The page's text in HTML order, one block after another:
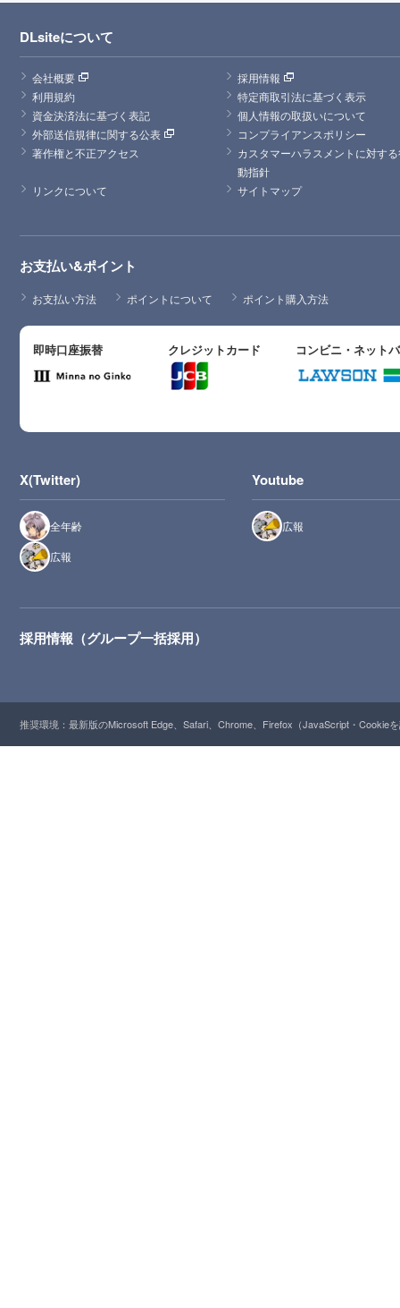
DLsiteについて
会社概要
採用情報
利用規約
特定商取引法に基づく表示
資金決済法に基づく表記
個人情報の取扱いについて
外部送信規律に関する公表
コンプライアンスポリシー
著作権と不正アクセス
カスタマーハラスメントに対す
動指針
リンクについて
サイトマップ
お支払い&ポイント
お支払い方法 ポイントについて ポイント購入方法
即時口座振替 クレジットカード コンビニ・ネット
X(Twitter)
全年齢
広報
Youtube
広報
採用情報（グループ一括採用）
推奨環境：最新版のMicrosoft Edge、Safari、Chrome、Firefox（JavaScript・Cookie